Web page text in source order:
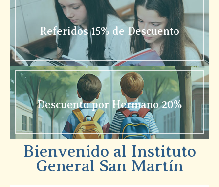
Referidos 15% de Descuento
Descuento por Hermano 20%
Bienvenido al Instituto
General San Martín